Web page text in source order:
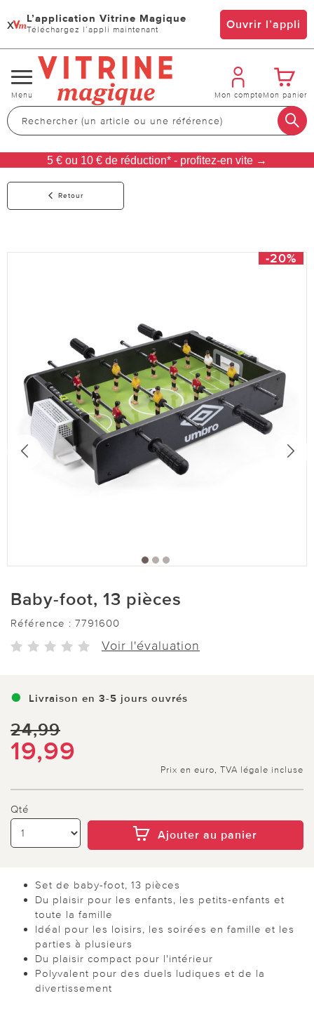
x L’application Vitrine Magique
Téléchargez l’appli maintenant Ouvrir l’appli
Changer
de
navigation
Menu Mon compteMon panier
5 € ou 10 € de réduction* - profitez-en vite →
Retour
-20%
Baby-foot, 13 pièces
Référence : 7791600
Voir l'évaluation
Livraison en 3-5 jours ouvrés
24,99
19,99
Prix en euro, TVA légale incluse
Qté
Ajouter au panier
Set de baby-foot, 13 pièces
Du plaisir pour les enfants, les petits-enfants et
toute la famille
Idéal pour les loisirs, les soirées en famille et les
parties à plusieurs
Du plaisir compact pour l'intérieur
Polyvalent pour des duels ludiques et de la
divertissement